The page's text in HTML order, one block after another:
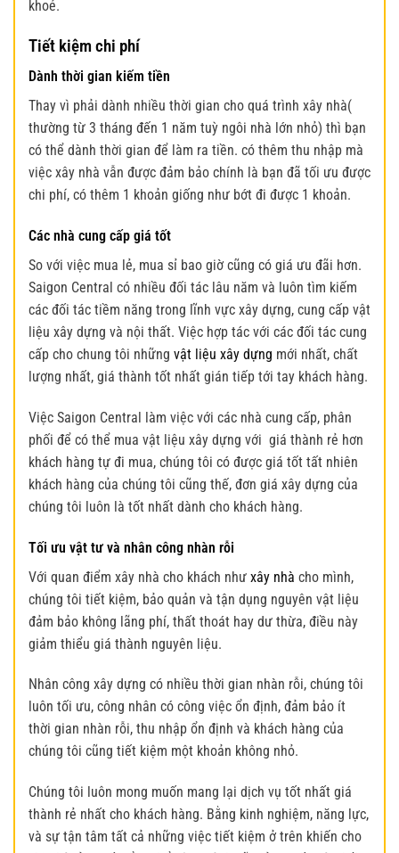
khoẻ.
Tiết kiệm chi phí
Dành thời gian kiếm tiền
Thay vì phải dành nhiều thời gian cho quá trình xây nhà(
thường từ 3 tháng đến 1 năm tuỳ ngôi nhà lớn nhỏ) thì bạn
có thể dành thời gian để làm ra tiền. có thêm thu nhập mà
việc xây nhà vẫn được đảm bảo chính là bạn đã tối ưu được
chi phí, có thêm 1 khoản giống như bớt đi được 1 khoản.
Các nhà cung cấp giá tốt
So với việc mua lẻ, mua sỉ bao giờ cũng có giá ưu đãi hơn.
Saigon Central có nhiều đối tác lâu năm và luôn tìm kiếm
các đối tác tiềm năng trong lĩnh vực xây dựng, cung cấp vật
liệu xây dựng và nội thất. Việc hợp tác với các đối tác cung
cấp cho chung tôi những vật liệu xây dựng mới nhất, chất
lượng nhất, giá thành tốt nhất gián tiếp tới tay khách hàng.
Việc Saigon Central làm việc với các nhà cung cấp, phân
phối để có thể mua vật liệu xây dựng với giá thành rẻ hơn
khách hàng tự đi mua, chúng tôi có được giá tốt tất nhiên
khách hàng của chúng tôi cũng thế, đơn giá xây dựng của
chúng tôi luôn là tốt nhất dành cho khách hàng.
Tối ưu vật tư và nhân công nhàn rỗi
Với quan điểm xây nhà cho khách như xây nhà cho mình,
chúng tôi tiết kiệm, bảo quản và tận dụng nguyên vật liệu
đảm bảo không lãng phí, thất thoát hay dư thừa, điều này
giảm thiểu giá thành nguyên liệu.
Nhân công xây dựng có nhiều thời gian nhàn rỗi, chúng tôi
luôn tối ưu, công nhân có công việc ổn định, đảm bảo ít
thời gian nhàn rỗi, thu nhập ổn định và khách hàng của
chúng tôi cũng tiết kiệm một khoản không nhỏ.
Chúng tôi luôn mong muốn mang lại dịch vụ tốt nhất giá
thành rẻ nhất cho khách hàng. Bằng kinh nghiệm, năng lực,
và sự tận tâm tất cả những việc tiết kiệm ở trên khiến cho